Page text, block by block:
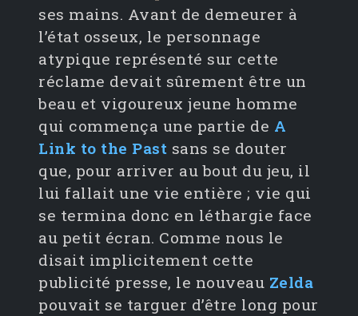
ses mains. Avant de demeurer à
l’état osseux, le personnage
atypique représenté sur cette
réclame devait sûrement être un
beau et vigoureux jeune homme
qui commença une partie de A
Link to the Past sans se douter
que, pour arriver au bout du jeu, il
lui fallait une vie entière ; vie qui
se termina donc en léthargie face
au petit écran. Comme nous le
disait implicitement cette
publicité presse, le nouveau Zelda
pouvait se targuer d’être long pour